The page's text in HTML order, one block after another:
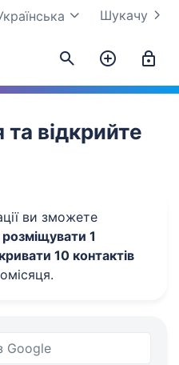
Шукачу
відкрийте
ви зможете
1
10 контактів
Google